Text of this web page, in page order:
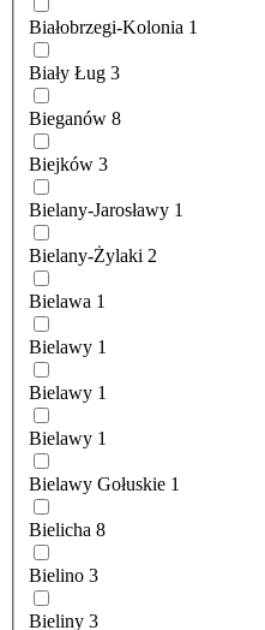
Białobrzegi-Kolonia 1
Biały Ług 3
Bieganów 8
Biejków 3
Bielany-Jarosławy 1
Bielany-Żylaki 2
Bielawa 1
Bielawy 1
Bielawy 1
Bielawy 1
Bielawy Gołuskie 1
Bielicha 8
Bielino 3
Bieliny 3